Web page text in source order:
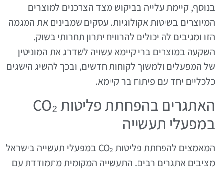
בנוסף, קיימת עלייה בביקוש מצד הצרכנים למוצרים
המיוצרים בשיטות אקולוגיות. עסקים שמבינים את המגמה
הזו ומגיבים לה יכולים להרוויח יתרון תחרותי בשוק.
השקעה במוצרים ברי קיימא עשויה לשדרג את המוניטין
של המפעלים ולמשוך לקוחות חדשים, ובכך להשיג הישגים
כלכליים יחד עם פיתוח בר קיימא.
האתגרים בהפחתת פליטות CO₂
במפעלי תעשייה
המאמצים להפחתת פליטות CO₂ במפעלי תעשייה בישראל
מציבים אתגרים רבים. התעשייה המקומית מתמודדת עם